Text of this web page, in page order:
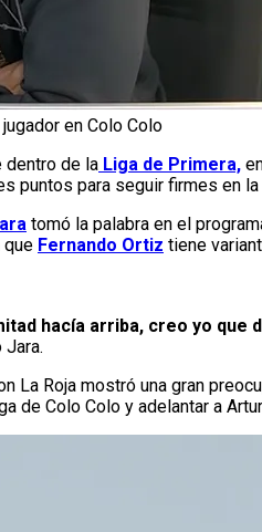
en Colo Colo
dentro de la Liga de Primera,
puntos para seguir firmes en
tomó la palabra en el
que Fernando Ortiz tiene
hacía arriba, creo yo que
Jara.
La Roja mostró una gran
de Colo Colo y adelantar a